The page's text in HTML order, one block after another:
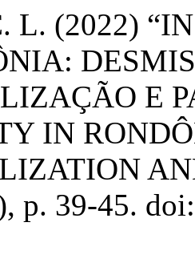
L. (2022)
E
IN
p. 39-45.